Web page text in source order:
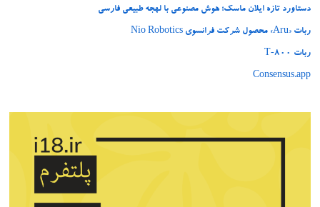
دستاورد تازه ایلان ماسک؛ هوش مصنوعی با لهجه طبیعی فارسی
ربات «Aru» محصول شرکت فرانسوی Nio Robotics
ربات T‑800
Consensus.app